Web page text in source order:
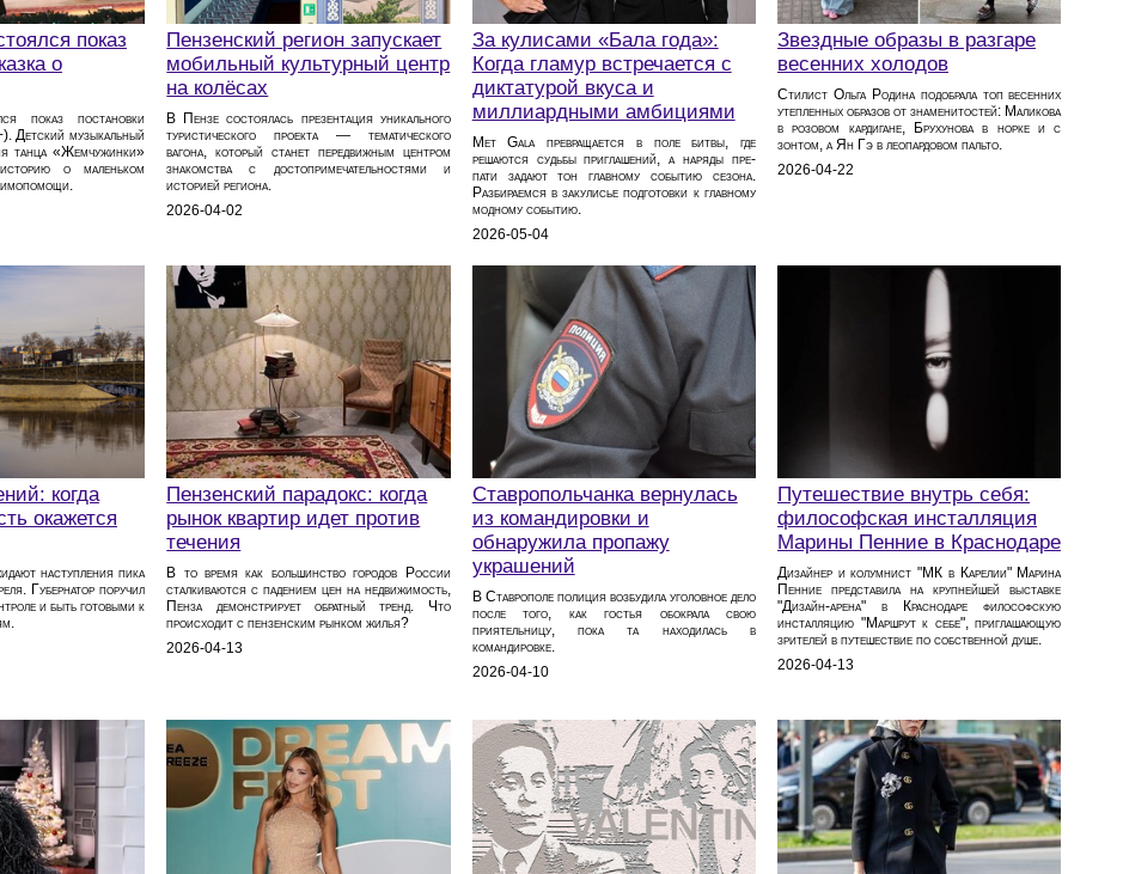
показ
о
показ постановки
Детский музыкальный
танца «Жемчужинки»
о маленьком
Пензенский регион запускает
мобильный культурный центр
на колёсах
В Пензе состоялась презентация уникального
туристического проекта — тематического
вагона, который станет передвижным центром
знакомства с достопримечательностями и
историей региона.
2026-04-02
За кулисами «Бала года»:
Когда гламур встречается с
диктатурой вкуса и
миллиардными амбициями
Met Gala превращается в поле битвы, где
решаются судьбы приглашений, а наряды пре-
пати задают тон главному событию сезона.
Разбираемся в закулисье подготовки к главному
модному событию.
2026-05-04
Звездные образы в разгаре
весенних холодов
Стилист Ольга Родина подобрала топ весенних
утепленных образов от знаменитостей: Маликова
в розовом кардигане, Брухунова в норке и с
зонтом, а Ян Гэ в леопардовом пальто.
2026-04-22
когда
окажется
наступления пика
Губернатор поручил
и быть готовыми к
Пензенский парадокс: когда
рынок квартир идет против
течения
В то время как большинство городов России
сталкиваются с падением цен на недвижимость,
Пенза демонстрирует обратный тренд. Что
происходит с пензенским рынком жилья?
2026-04-13
Ставропольчанка вернулась
из командировки и
обнаружила пропажу
украшений
В Ставрополе полиция возбудила уголовное дело
после того, как гостья обокрала свою
приятельницу, пока та находилась в
командировке.
2026-04-10
Путешествие внутрь себя:
философская инсталляция
Марины Пенние в Краснодаре
Дизайнер и колумнист "МК в Карелии" Марина
Пенние представила на крупнейшей выставке
"Дизайн-арена" в Краснодаре философскую
инсталляцию "Маршрут к себе", приглашающую
зрителей в путешествие по собственной душе.
2026-04-13